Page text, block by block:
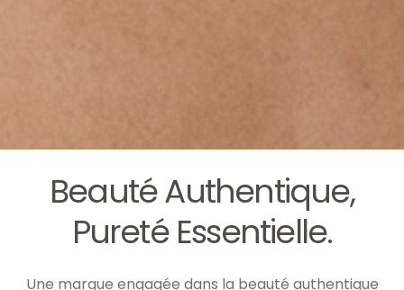
Beauté Authentique,
Pureté Essentielle.
Une marque engagée dans la beauté authentique